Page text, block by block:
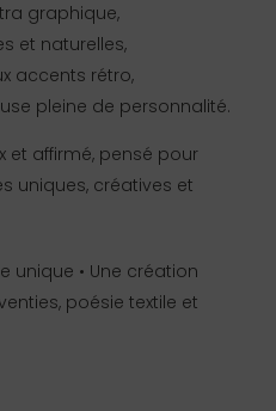
graphique,
et naturelles,
accents rétro,
pleine de personnalité.
et affirmé, pensé pour
uniques, créatives et
unique • Une création
poésie textile et